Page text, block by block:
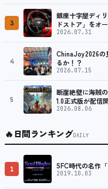
3
銀座十字屋ディ
ドストア」をオ
ング／フライト
2026.07.31
4
ChinaJoy2026の
るか！？
2026.07.15
5
断崖絶壁に海賊
1.0正式版が配信
2026.08.06
🔥日間ランキングDAILY
1 SFC時代の名作
2019.10.03